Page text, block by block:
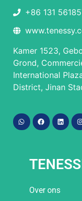
+86 131
Kamer 1523,
Grond,
International
District, Jinan
Over ons